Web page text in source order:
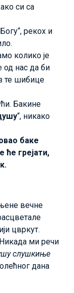
си са
рекох и
колико је
од нас да би
те шибице
Бакине
“, никако
баке
ће грејати,
вечне
цвркут.
ми речи
слушкиње
дана